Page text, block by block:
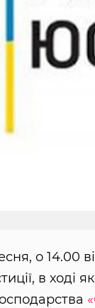
о 14.00
в ході